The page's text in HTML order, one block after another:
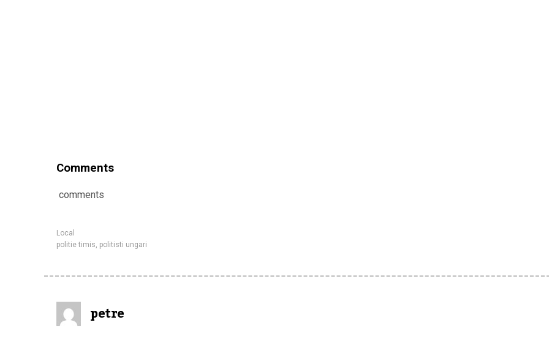
Comments
comments
Local
politie timis, politisti ungari
petre